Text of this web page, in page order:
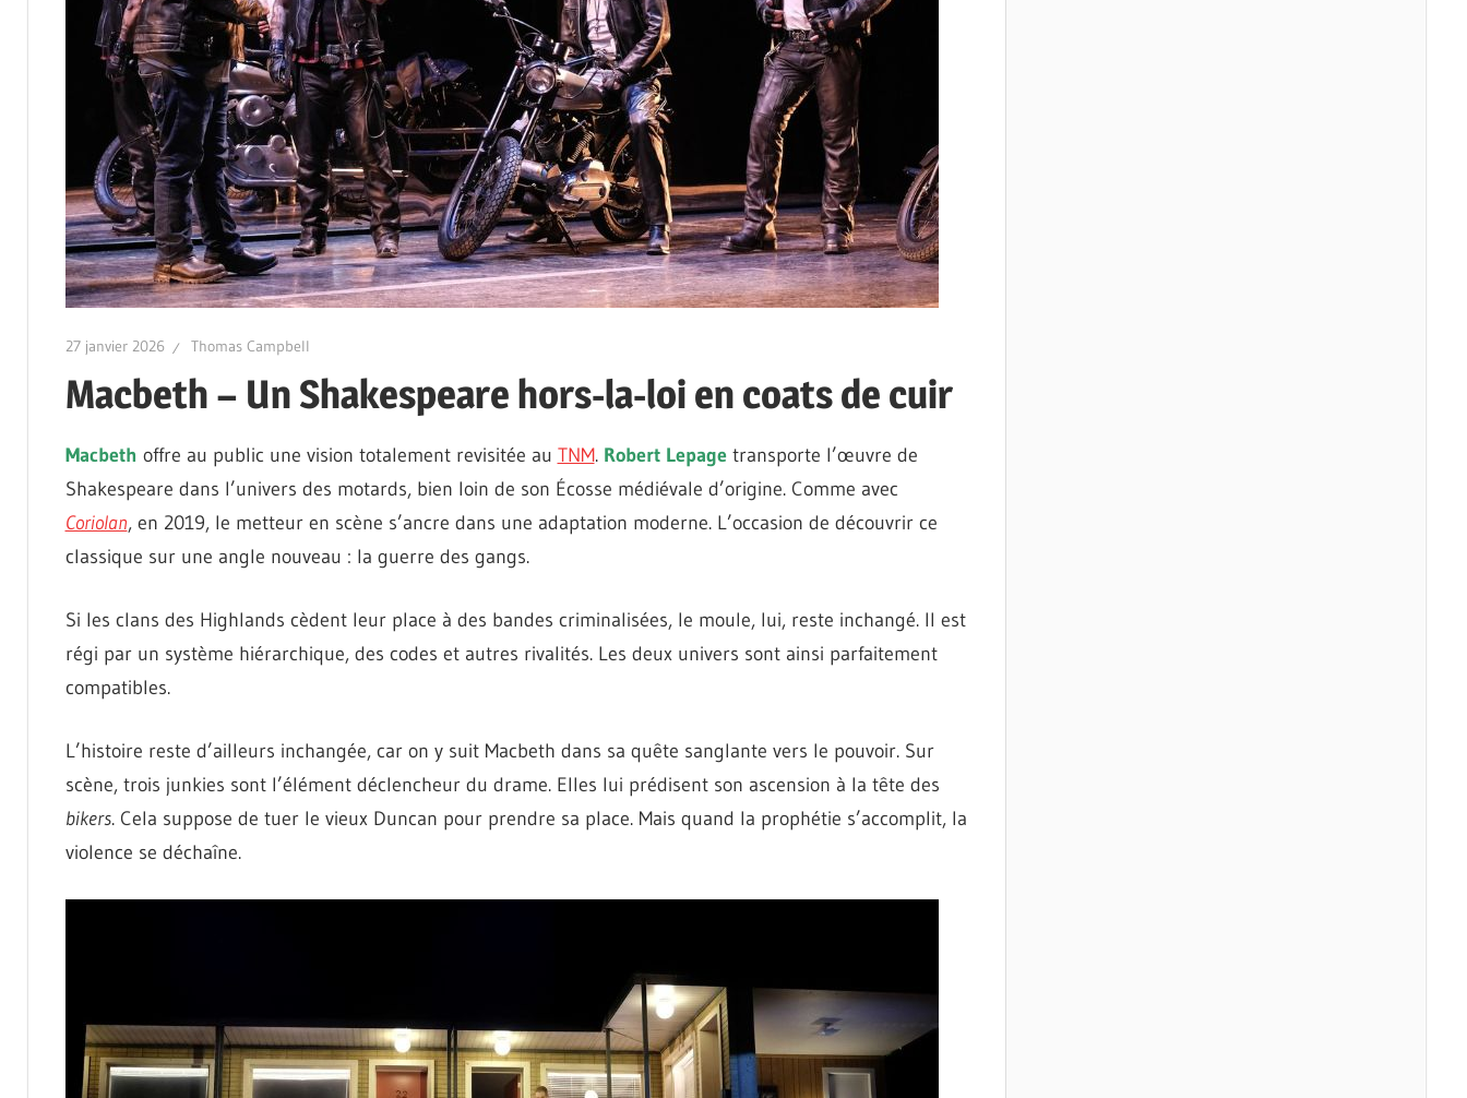
27 janvier 2026 Thomas Campbell
Macbeth – Un Shakespeare hors-la-loi en coats de cuir
Macbeth offre au public une vision totalement revisitée au TNM. Robert Lepagetransporte l’œuvre de
Shakespeare dans l’univers des motards, bien loin de son Écosse médiévale d’origine. Comme avec
Coriolan, en 2019, le metteur en scène s’ancre dans une adaptation moderne. L’occasion de découvrir ce
classique sur une angle nouveau : la guerre des gangs.
Si les clans des Highlands cèdent leur place à des bandes criminalisées, le moule, lui, reste inchangé. Il est
régi par un système hiérarchique, des codes et autres rivalités. Les deux univers sont ainsi parfaitement
compatibles.
L’histoire reste d’ailleurs inchangée, car on y suit Macbeth dans sa quête sanglante vers le pouvoir. Sur
scène, trois junkies sont l’élément déclencheur du drame. Elles lui prédisent son ascension à la tête des
bikers. Cela suppose de tuer le vieux Duncan pour prendre sa place. Mais quand la prophétie s’accomplit, la
violence se déchaîne.